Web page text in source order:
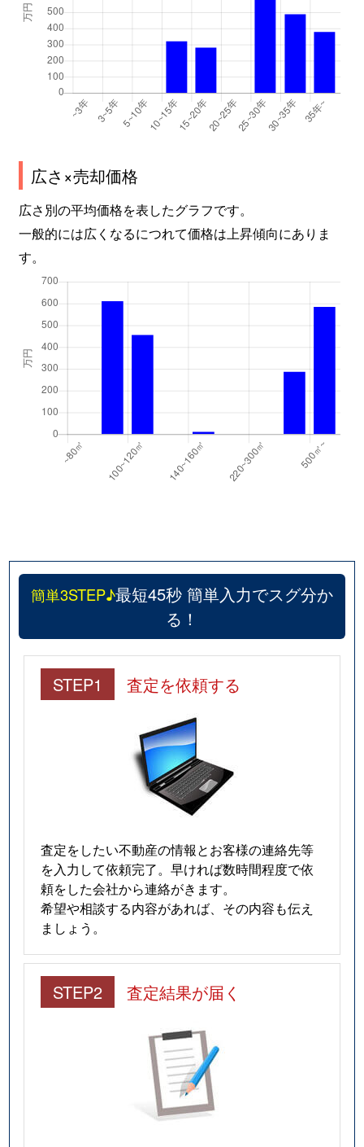
広さ×売却価格
広さ別の平均価格を表したグラフです。
一般的には広くなるにつれて価格は上昇傾向にありま
す。
簡単3STEP♪最短45秒 簡単入力でスグ分か
る！
STEP1 査定を依頼する
査定をしたい不動産の情報とお客様の連絡先等
を入力して依頼完了。早ければ数時間程度で依
頼をした会社から連絡がきます。
希望や相談する内容があれば、その内容も伝え
ましょう。
STEP2 査定結果が届く